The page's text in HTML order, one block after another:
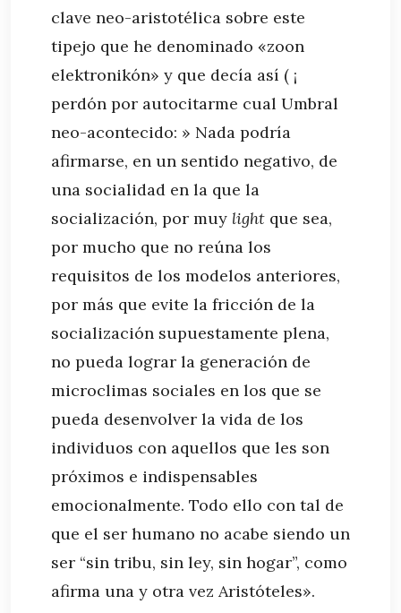
clave neo-aristotélica sobre este
tipejo que he denominado «zoon
elektronikón» y que decía así ( ¡
perdón por autocitarme cual Umbral
neo-acontecido: » Nada podría
afirmarse, en un sentido negativo, de
una socialidad en la que la
socialización, por muy light que sea,
por mucho que no reúna los
requisitos de los modelos anteriores,
por más que evite la fricción de la
socialización supuestamente plena,
no pueda lograr la generación de
microclimas sociales en los que se
pueda desenvolver la vida de los
individuos con aquellos que les son
próximos e indispensables
emocionalmente. Todo ello con tal de
que el ser humano no acabe siendo un
ser “sin tribu, sin ley, sin hogar”, como
afirma una y otra vez Aristóteles».